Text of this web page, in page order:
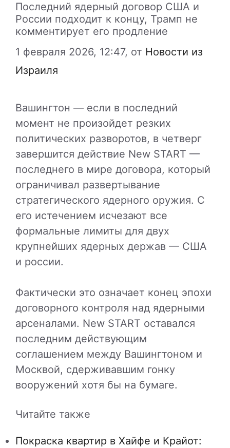
Последний ядерный договор США и
России подходит к концу, Трамп не
комментирует его продление
1 февраля 2026, 12:47, от Новости из
Израиля
Вашингтон — если в последний
момент не произойдет резких
политических разворотов, в четверг
завершится действие New START —
последнего в мире договора, который
ограничивал развертывание
стратегического ядерного оружия. С
его истечением исчезают все
формальные лимиты для двух
крупнейших ядерных держав — США
и россии.
Фактически это означает конец эпохи
договорного контроля над ядерными
арсеналами. New START оставался
последним действующим
соглашением между Вашингтоном и
Москвой, сдерживавшим гонку
вооружений хотя бы на бумаге.
Читайте также
Покраска квартир в Хайфе и Крайот: